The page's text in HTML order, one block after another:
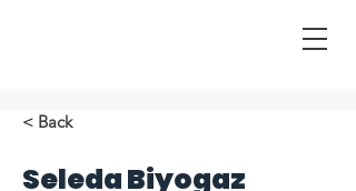
< Back
Seleda Biyogaz